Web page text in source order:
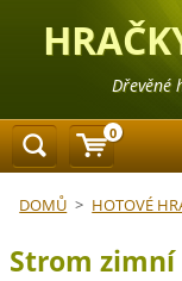
Dřevěné
DOMŮ > HOTOVÉ
Strom zimní
0